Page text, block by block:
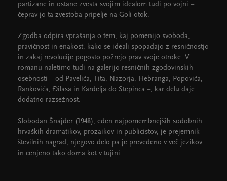
partizane in ostane zvesta svojim idealom tudi po vojni –
čeprav jo ta zvestoba pripelje na Goli otok.
Zgodba odpira vprašanja o tem, kaj pomenijo svoboda,
pravičnost in enakost, kako se ideali spopadajo z resničnostjo
in zakaj revolucije pogosto požrejo prav svoje otroke. V
romanu naletimo tudi na galerijo resničnih zgodovinskih
osebnosti – od Pavelića, Tita, Nazorja, Hebranga, Popovića,
Rankovića, Đilasa in Kardelja do Stepinca –, kar delu daje
dodatno razsežnost.
Slobodan Šnajder (1948), eden najpomembnejših sodobnih
hrvaških dramatikov, prozaikov in publicistov, je prejemnik
številnih nagrad, njegovo delo pa je prevedeno v več jezikov
in cenjeno tako doma kot v tujini.